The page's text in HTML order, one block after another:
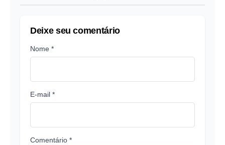
Deixe seu comentário
Nome *
E-mail *
Comentário *